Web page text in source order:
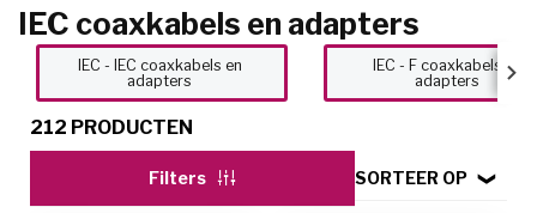
IEC coaxkabels en adapters
IEC - IEC coaxkabels en
adapters
IEC - F coaxkabels en
adapters
212 PRODUCTEN
Filters SORTEER OP